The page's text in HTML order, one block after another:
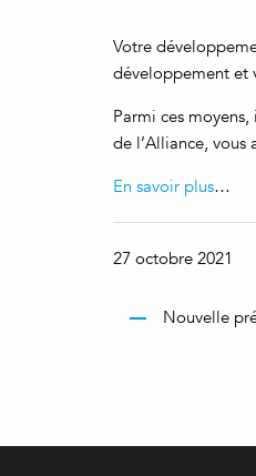
Votre
développement et
Parmi ces moyens,
de l’Alliance, vous
En savoir plus…
27 octobre 2021
Nouvelle